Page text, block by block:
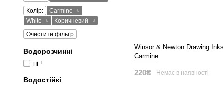
Winsor & Newton Drawing
Carmine
220₴ Немає в наявності
Колір:
Carmine
White
Коричневий
Очистити фільтр
Водорозчинні
ні 1
Водостійкі